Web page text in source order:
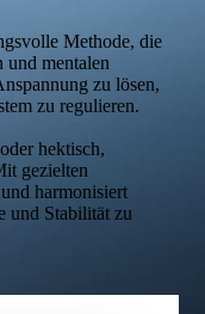
Methode, die
und mentalen
zu lösen,
zu regulieren.
hektisch,
gezielten
harmonisiert
und Stabilität zu